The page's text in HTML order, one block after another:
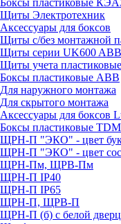
Боксы пластиковые
Щиты Электротехник
Аксессуары для боксов
Щиты с/без монтажной
Щиты серии UK600 ABB
Щиты учета пластиковые
Боксы пластиковые ABB
Для наружного монтажа
Для скрытого монтажа
Аксессуары для боксов
Боксы пластиковые TDM
ЩРН-П "ЭКО" - цвет
ЩРН-П "ЭКО" - цвет
ЩРН-Пм, ЩРВ-Пм
ЩРН-П IP40
ЩРН-П IP65
ЩРН-П, ЩРВ-П
ЩРН-П (б) с белой